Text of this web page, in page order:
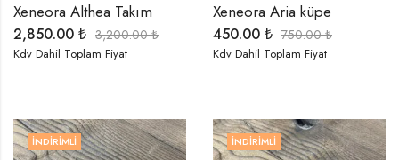
Xeneora Althea Takım
2,850.00 ₺ 3,200.00₺
Kdv Dahil Toplam Fiyat
Xeneora Aria küpe
450.00 ₺ 750.00₺
Kdv Dahil Toplam Fiyat
İNDIRIMLI İNDIRIMLI